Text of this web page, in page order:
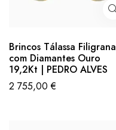
Brincos Tálassa Filigrana
com Diamantes Ouro
19,2Kt | PEDRO ALVES
2 755,00€